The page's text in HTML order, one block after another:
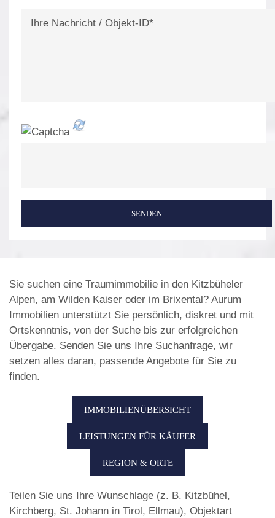
SENDEN
Sie suchen eine Traumimmobilie in den Kitzbüheler
Alpen, am Wilden Kaiser oder im Brixental? Aurum
Immobilien unterstützt Sie persönlich, diskret und mit
Ortskenntnis, von der Suche bis zur erfolgreichen
Übergabe. Senden Sie uns Ihre Suchanfrage, wir
setzen alles daran, passende Angebote für Sie zu
finden.
IMMOBILIENÜBERSICHT
LEISTUNGEN FÜR KÄUFER
REGION & ORTE
Teilen Sie uns Ihre Wunschlage (z. B. Kitzbühel,
Kirchberg, St. Johann in Tirol, Ellmau), Objektart